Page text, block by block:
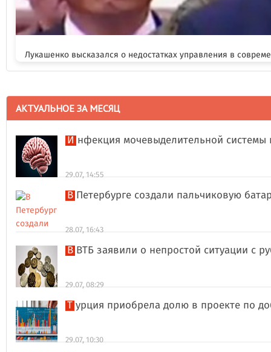
Лукашенко высказался о недостатках управления в
АКТУАЛЬНОЕ ЗА МЕСЯЦ
Инфекция мочевыделительной
29.07, 14:55
В Петербурге создали пальчиковую
28.07, 16:43
В ВТБ заявили о непростой ситуации с
29.07, 08:29
Турция приобрела долю в проекте по
29.07, 10:30